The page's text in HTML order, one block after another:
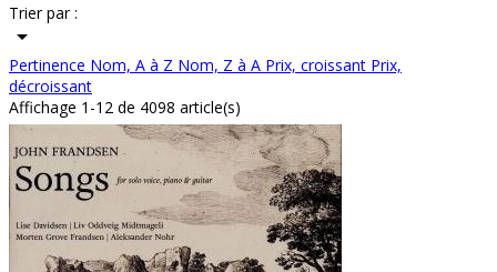
Trier par :

Pertinence Nom, A à Z Nom, Z à A Prix, croissant Prix,
décroissant
Affichage 1-12 de 4098 article(s)